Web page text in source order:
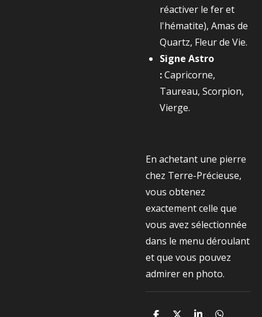
réactiver le fer et
l'hématite), Amas de
Quartz, Fleur de Vie.
Signe Astro
:Capricorne,
Taureau, Scorpion,
Vierge.
En achetant une pierre
chez Terre-Précieuse,
vous obtenez
exactement celle que
vous avez sélectionnée
dans le menu déroulant
et que vous pouvez
admirer en photo.